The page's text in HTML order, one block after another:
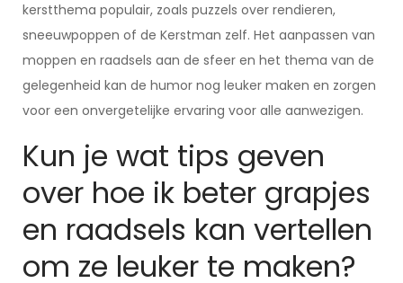
kerstthema populair, zoals puzzels over rendieren,
sneeuwpoppen of de Kerstman zelf. Het aanpassen van
moppen en raadsels aan de sfeer en het thema van de
gelegenheid kan de humor nog leuker maken en zorgen
voor een onvergetelijke ervaring voor alle aanwezigen.
Kun je wat tips geven
over hoe ik beter grapjes
en raadsels kan vertellen
om ze leuker te maken?